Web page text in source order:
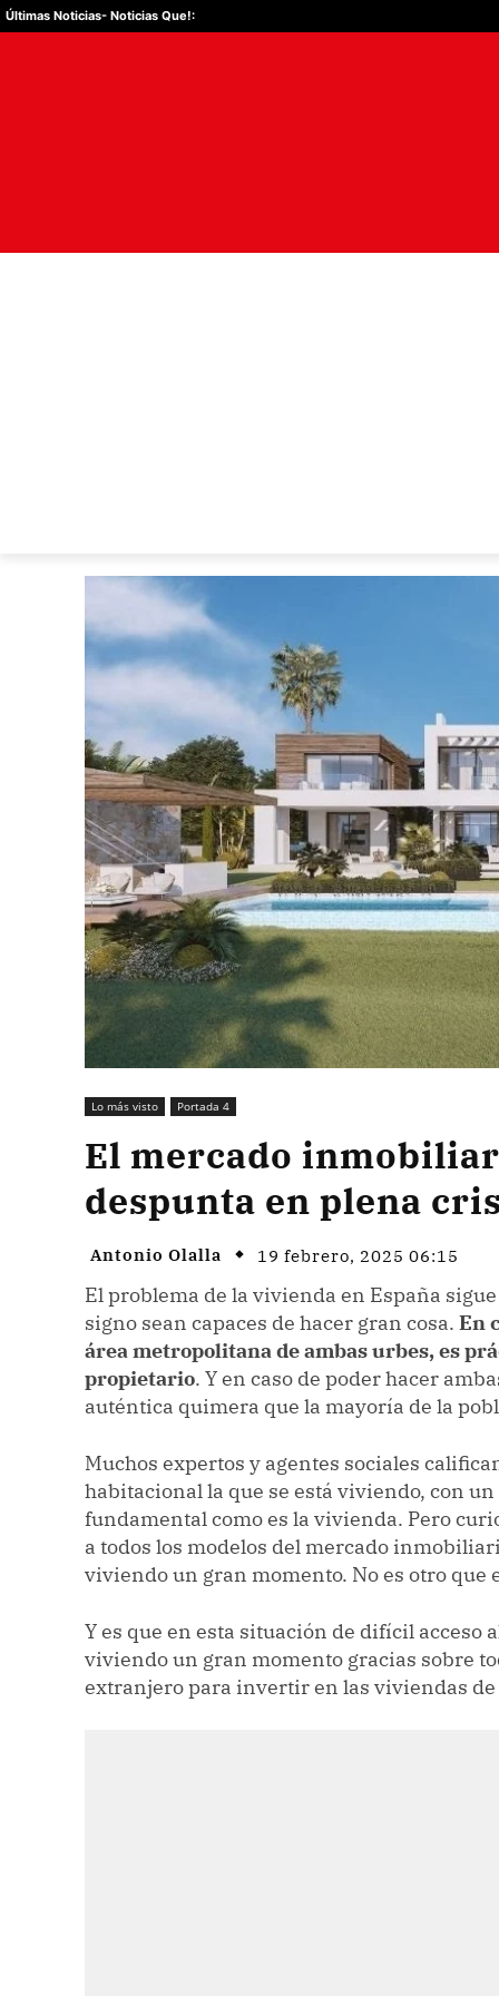
Últimas Noticias- Noticias Que!:
Lo más visto Portada 4
El mercado
despunta en plena
Antonio Olalla 19 febrero, 2025 06:15
El problema de la vivienda en España
signo sean capaces de hacer gran cosa. En
área metropolitana de ambas urbes, es
propietario. Y en caso de poder hacer
auténtica quimera que la mayoría de la
Muchos expertos y agentes sociales
habitacional la que se está viviendo, con
fundamental como es la vivienda. Pero
a todos los modelos del mercado
viviendo un gran momento. No es otro
Y es que en esta situación de difícil acceso
viviendo un gran momento gracias sobre
extranjero para invertir en las viviendas